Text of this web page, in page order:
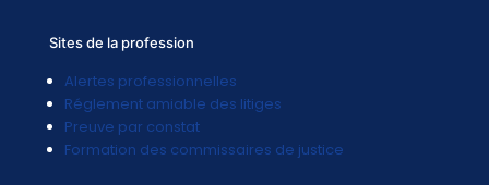
Sites de la profession
Alertes professionnelles
Réglement amiable des litiges
Preuve par constat
Formation des commissaires de justice